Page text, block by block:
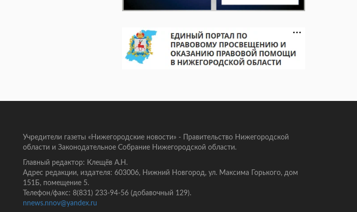
Учредители газеты «Нижегородские новости» - Правительство Нижегородской
области и Законодательное Собрание Нижегородской области.
Главный редактор: Клещёв А.Н.
Адрес редакции, издателя: 603006, Нижний Новгород, ул. Максима Горького, дом
151Б, помещение 5.
Телефон/факс: 8(831) 233-94-56 (добавочный 129).
nnews.nnov@yandex.ru